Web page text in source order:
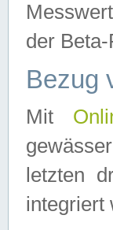
der
Bezug
Mit
letzten
integriert